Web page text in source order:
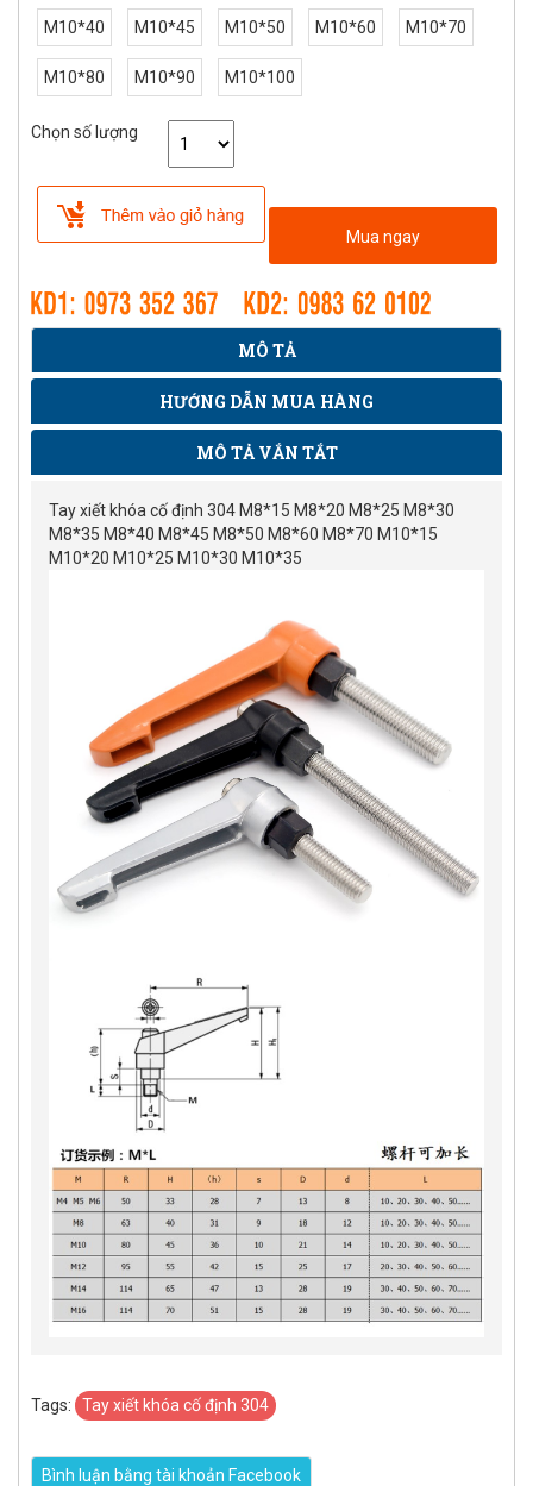
M10*40 M10*45 M10*50 M10*60 M10*70
M10*80 M10*90 M10*100
Chọn số lượng
Mua ngay
MÔ TẢ
HƯỚNG DẪN MUA HÀNG
MÔ TẢ VẮN TẮT
Tay xiết khóa cố định 304 M8*15 M8*20 M8*25 M8*30
M8*35 M8*40 M8*45 M8*50 M8*60 M8*70 M10*15
M10*20 M10*25 M10*30 M10*35
Tags: Tay xiết khóa cố định 304
Bình luận bằng tài khoản Facebook